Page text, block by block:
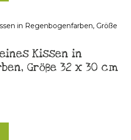
Kissen in
Größe 32 x 30 cm